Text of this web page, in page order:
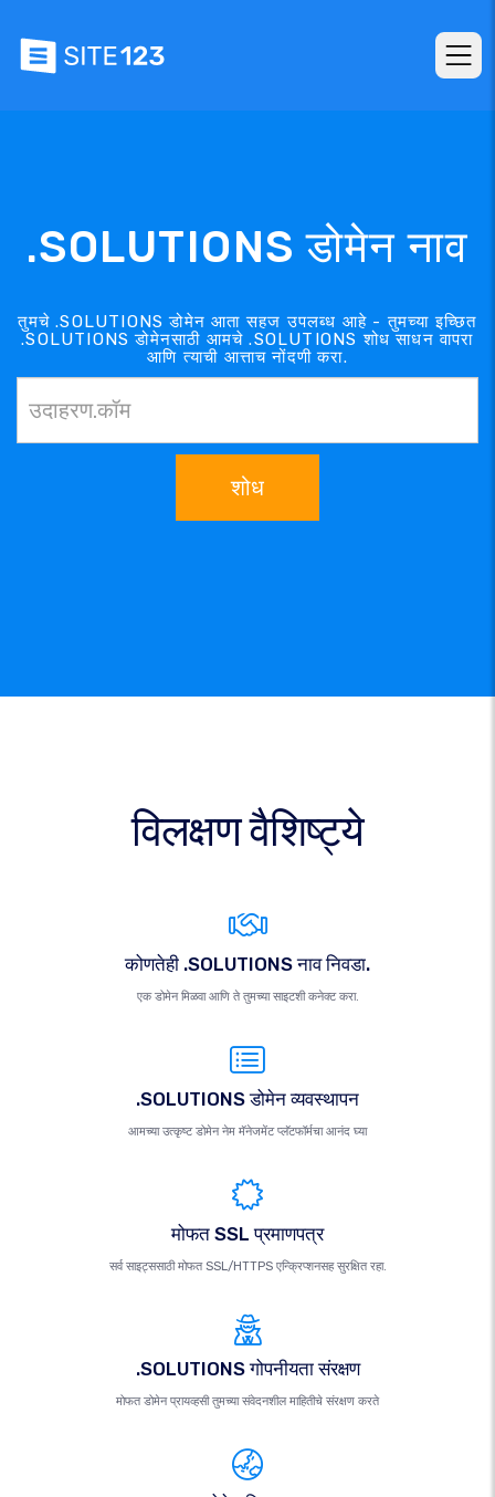
.SOLUTIONS डोमेन नाव
तुमचे .SOLUTIONS डोमेन आता सहज उपलब्ध आहे - तुमच्या इच्छित
.SOLUTIONS डोमेनसाठी आमचे .SOLUTIONS शोध साधन वापरा
आणि त्याची आत्ताच नोंदणी करा.
शोध
विलक्षण वैशिष्ट्ये
कोणतेही .SOLUTIONS नाव निवडा.
एक डोमेन मिळवा आणि ते तुमच्या साइटशी कनेक्ट करा.
.SOLUTIONS डोमेन व्यवस्थापन
आमच्या उत्कृष्ट डोमेन नेम मॅनेजमेंट प्लॅटफॉर्मचा आनंद घ्या
मोफत SSL प्रमाणपत्र
सर्व साइट्ससाठी मोफत SSL/HTTPS एन्क्रिप्शनसह सुरक्षित रहा.
.SOLUTIONS गोपनीयता संरक्षण
मोफत डोमेन प्रायव्हसी तुमच्या संवेदनशील माहितीचे संरक्षण करते